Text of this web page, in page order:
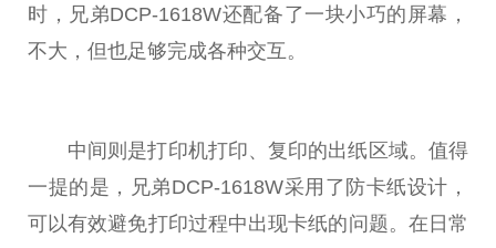
时，兄弟DCP-1618W还配备了一块小巧的屏幕，
不大，但也足够完成各种交互。
中间则是打印机打印、复印的出纸区域。值得
一提的是，兄弟DCP-1618W采用了防卡纸设计，
可以有效避免打印过程中出现卡纸的问题。在日常